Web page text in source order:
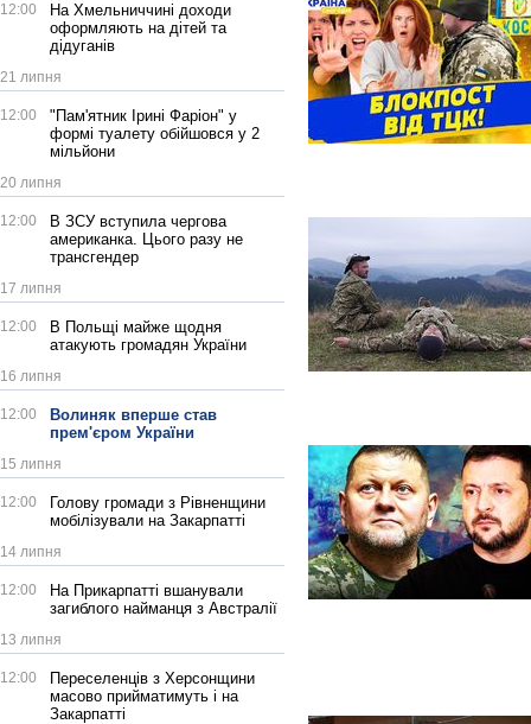
12:00
На Хмельниччині доходи
оформляють на дітей та
дідуганів
21 липня
12:00
"Пам'ятник Ірині Фаріон" у
формі туалету обійшовся у 2
мільйони
20 липня
12:00
В ЗСУ вступила чергова
американка. Цього разу не
трансгендер
17 липня
12:00
В Польщі майже щодня
атакують громадян України
16 липня
12:00
Волиняк вперше став
прем'єром України
15 липня
12:00
Голову громади з Рівненщини
мобілізували на Закарпатті
14 липня
12:00
На Прикарпатті вшанували
загиблого найманця з Австралії
13 липня
12:00
Переселенців з Херсонщини
масово прийматимуть і на
Закарпатті